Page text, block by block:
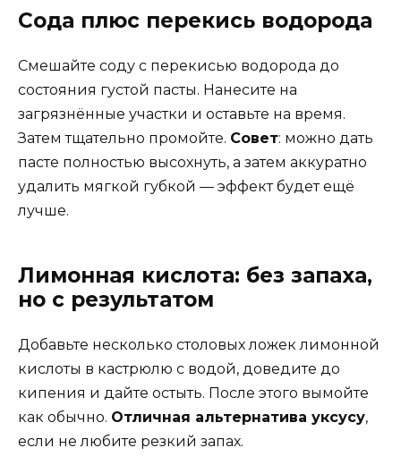
Сода плюс перекись водорода
Смешайте соду с перекисью водорода до
состояния густой пасты. Нанесите на
загрязнённые участки и оставьте на время.
Затем тщательно промойте. Совет: можно дать
пасте полностью высохнуть, а затем аккуратно
удалить мягкой губкой — эффект будет ещё
лучше.
Лимонная кислота: без запаха,
но с результатом
Добавьте несколько столовых ложек лимонной
кислоты в кастрюлю с водой, доведите до
кипения и дайте остыть. После этого вымойте
как обычно. Отличная альтернатива уксусу,
если не любите резкий запах.